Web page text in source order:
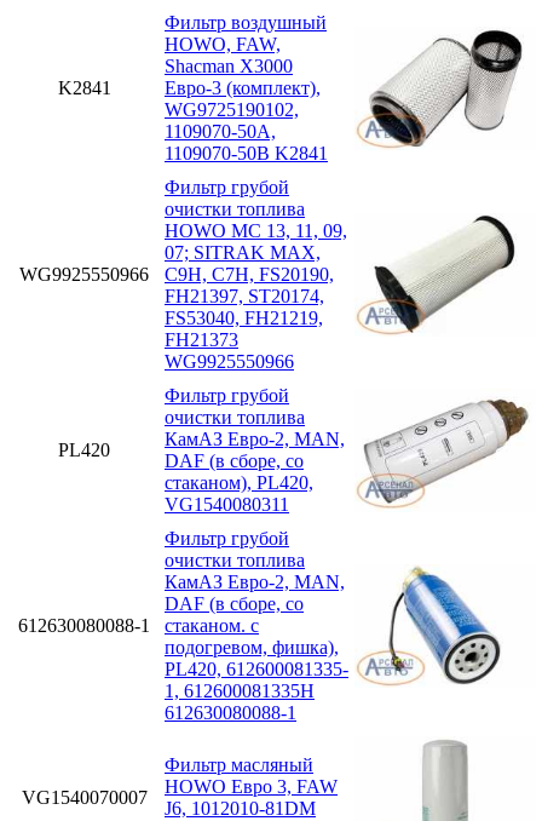
K2841
Фильтр воздушный
HOWO, FAW,
Shacman X3000
Евро-3 (комплект),
WG9725190102,
1109070-50A,
1109070-50B K2841
WG9925550966
Фильтр грубой
очистки топлива
HOWO MC 13, 11, 09,
07; SITRAK MAX,
C9H, C7H, FS20190,
FH21397, ST20174,
FS53040, FH21219,
FH21373
WG9925550966
PL420
Фильтр грубой
очистки топлива
КамАЗ Евро-2, MAN,
DAF (в сборе, со
стаканом), PL420,
VG1540080311
612630080088-1
Фильтр грубой
очистки топлива
КамАЗ Евро-2, MAN,
DAF (в сборе, со
стаканом. с
подогревом, фишка),
PL420, 612600081335-
1, 612600081335H
612630080088-1
VG1540070007
Фильтр масляный
HOWO Евро 3, FAW
J6, 1012010-81DM